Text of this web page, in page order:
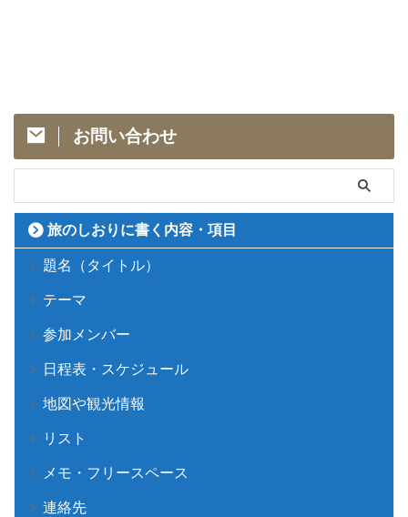
お問い合わせ
旅のしおりに書く内容・項目
題名（タイトル）
テーマ
参加メンバー
日程表・スケジュール
地図や観光情報
リスト
メモ・フリースペース
連絡先